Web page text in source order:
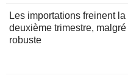
Les importations freinent
deuxième trimestre,
robuste